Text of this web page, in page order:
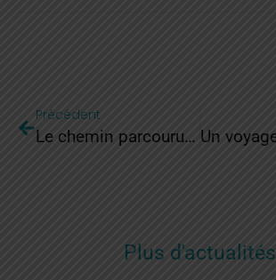
Précédent
Le chemin parcouru ensemble
Plus d'actualités